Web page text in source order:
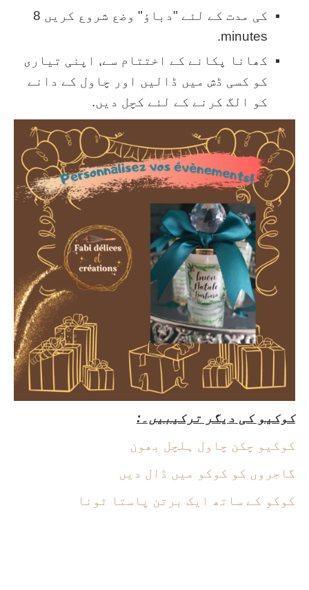
کی مدت کے لئے "دباؤ" وضع شروع کریں 8
minutes.
کھانا پکانے کے اختتام سے, اپنی تیاری
کو کسی ڈش میں ڈالیں اور چاول کے دانے
کو الگ کرنے کے لئے کچل دیں.
کوکیو کی دیگر ترکیبیں۔:
کوکیو چکن چاول ہلچل بھون
گاجروں کو کوکو میں ڈال دیں
کوکو کے ساتھ ایک برتن پاستا ٹونا